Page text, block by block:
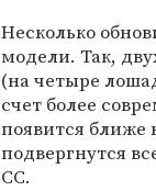
Несколько
модели. Так,
(на четыре
счет более
появится ближе
подвергнутся
CC.